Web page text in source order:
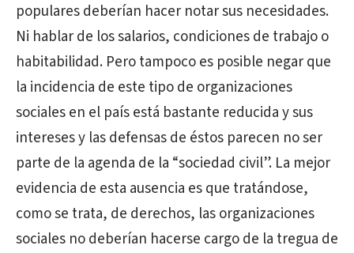
populares deberían hacer notar sus necesidades.
Ni hablar de los salarios, condiciones de trabajo o
habitabilidad. Pero tampoco es posible negar que
la incidencia de este tipo de organizaciones
sociales en el país está bastante reducida y sus
intereses y las defensas de éstos parecen no ser
parte de la agenda de la “sociedad civil”. La mejor
evidencia de esta ausencia es que tratándose,
como se trata, de derechos, las organizaciones
sociales no deberían hacerse cargo de la tregua de